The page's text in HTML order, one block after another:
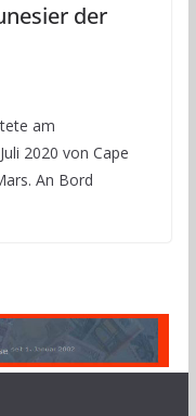
der
am
2020 von Cape
An Bord